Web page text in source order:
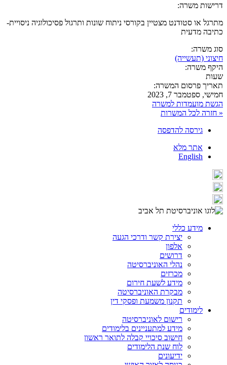
דרישות משרה:
מתרגל או סטודנט מצטיין בקורסי ניתוח שונות ותרגול פסיכולוגיה ניסויית-
כתיבה מדעית
סוג משרה:
חיצוני (תעשייה)
היקף משרה:
שעות
תאריך פרסום המשרה:
חמישי, ספטמבר 7, 2023
הגשת מועמדות למשרה
« חזרה לכל המשרות
גירסה להדפסה
אתר מלא
English
מידע כללי
יצירת קשר ודרכי הגעה
אלפון
דרושים
נהלי האוניברסיטה
מכרזים
מידע לשעת חירום
מבקרת האוניברסיטה
תקנון משמעת ופסקי דין
לימודים
רישום לאוניברסיטה
מידע למתעניינים בלימודים
חישוב סיכויי קבלה לתואר ראשון
לוח שנת הלימודים
ידיעונים